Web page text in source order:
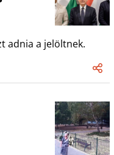
adnia a jelöltnek.